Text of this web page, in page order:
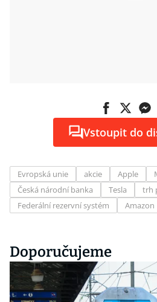
Vstoupit do
Evropská unie akcie Apple
Česká národní banka
Tesla trh
Federální rezervní systém
Amazon
Doporučujeme